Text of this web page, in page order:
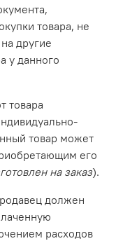
товара, не
другие
у данного
товара
товар может
его
на заказ).
должен
расходов